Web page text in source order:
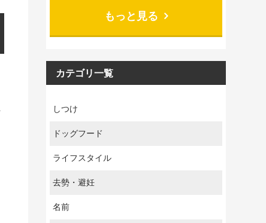
もっと見る
カテゴリ一覧
しつけ
ドッグフード
ライフスタイル
去勢・避妊
名前